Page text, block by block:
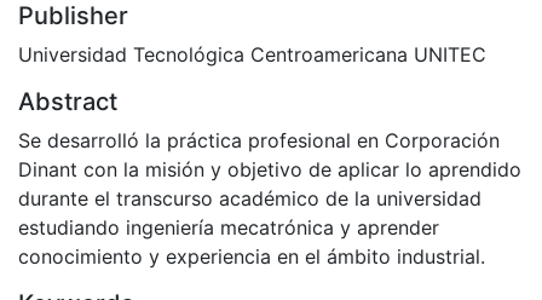
Publisher
Universidad Tecnológica Centroamericana UNITEC
Abstract
Se desarrolló la práctica profesional en Corporación
Dinant con la misión y objetivo de aplicar lo aprendido
durante el transcurso académico de la universidad
estudiando ingeniería mecatrónica y aprender
conocimiento y experiencia en el ámbito industrial.